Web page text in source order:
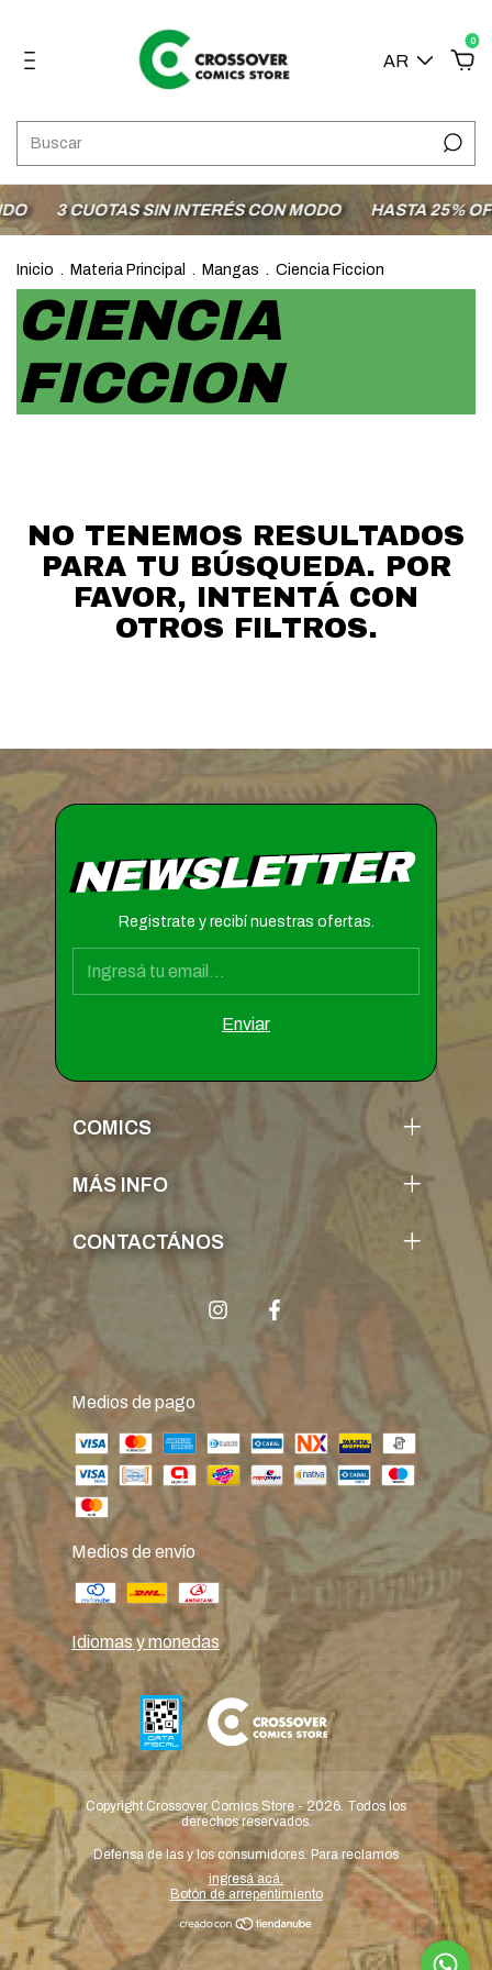
AR
0
3 CUOTAS SIN INTERÉS CON MODO HASTA 25% OFF
Inicio . Materia Principal . Mangas . Ciencia Ficcion
CIENCIA
FICCION
NO TENEMOS RESULTADOS
PARA TU BÚSQUEDA. POR
FAVOR, INTENTÁ CON
OTROS FILTROS.
NEWSLETTER
Registrate y recibí nuestras ofertas.
COMICS
MÁS INFO
CONTACTÁNOS
Medios de pago
Medios de envío
Idiomas y monedas
Copyright Crossover Comics Store - 2026. Todos los
derechos reservados.
Defensa de las y los consumidores. Para reclamos
ingresá acá.
Botón de arrepentimiento